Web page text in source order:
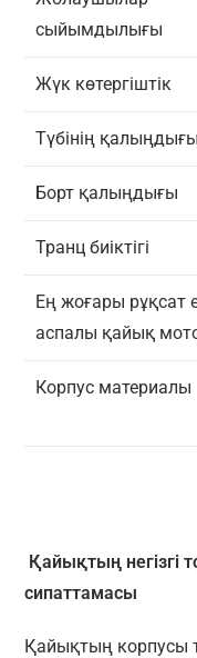
сыйымдылығы
Жүк көтергіштік
Түбінің қалыңдығы
Борт қалыңдығы
Транц биіктігі
Ең жоғары рұқсат
аспалы қайық
Корпус материалы
Қайықтың негізгі
сипаттамасы
Қайықтың корпусы